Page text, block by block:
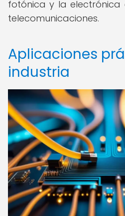
fotónica y la
telecomunicaciones.
Aplicaciones
industria